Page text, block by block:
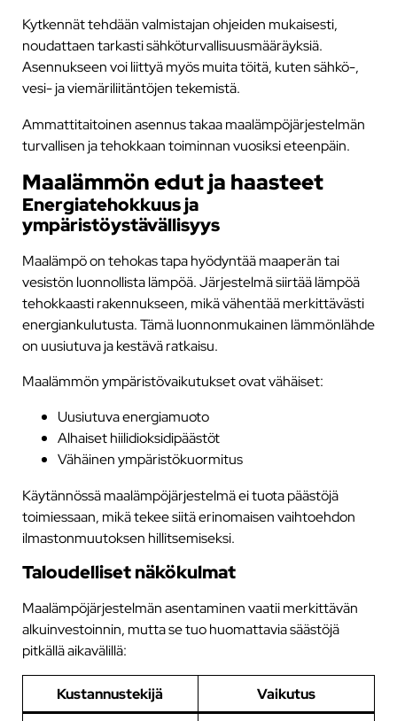
Kytkennät tehdään valmistajan ohjeiden mukaisesti,
noudattaen tarkasti sähköturvallisuusmääräyksiä.
Asennukseen voi liittyä myös muita töitä, kuten sähkö-,
vesi- ja viemäriliitäntöjen tekemistä.
Ammattitaitoinen asennus takaa maalämpöjärjestelmän
turvallisen ja tehokkaan toiminnan vuosiksi eteenpäin.
Maalämmön edut ja haasteet
Energiatehokkuus ja
ympäristöystävällisyys
Maalämpö on tehokas tapa hyödyntää maaperän tai
vesistön luonnollista lämpöä. Järjestelmä siirtää lämpöä
tehokkaasti rakennukseen, mikä vähentää merkittävästi
energiankulutusta. Tämä luonnonmukainen lämmönlähde
on uusiutuva ja kestävä ratkaisu.
Maalämmön ympäristövaikutukset ovat vähäiset:
Uusiutuva energiamuoto
Alhaiset hiilidioksidipäästöt
Vähäinen ympäristökuormitus
Käytännössä maalämpöjärjestelmä ei tuota päästöjä
toimiessaan, mikä tekee siitä erinomaisen vaihtoehdon
ilmastonmuutoksen hillitsemiseksi.
Taloudelliset näkökulmat
Maalämpöjärjestelmän asentaminen vaatii merkittävän
alkuinvestoinnin, mutta se tuo huomattavia säästöjä
pitkällä aikavälillä:
Kustannustekijä
Vaikutus